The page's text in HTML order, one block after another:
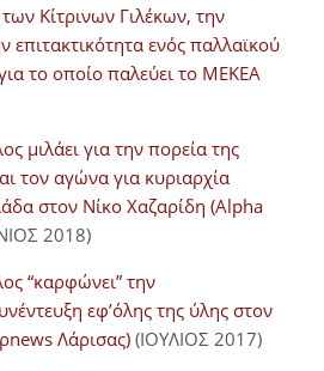
Κίτρινων Γιλέκων, την
επιτακτικότητα ενός παλλαϊκού
το οποίο παλεύει το ΜΕΚΕΑ
μιλάει για την πορεία της
τον αγώνα για κυριαρχία
στον Νίκο Χαζαρίδη (Alpha
2018)
“καρφώνει” την
εφ’όλης της ύλης στον
Λάρισας) (ΙΟΥΛΙΟΣ 2017)